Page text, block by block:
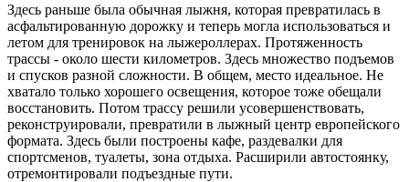
Здесь раньше была обычная лыжня, которая превратилась в
асфальтированную дорожку и теперь могла использоваться и
летом для тренировок на лыжероллерах. Протяженность
трассы - около шести километров. Здесь множество подъемов
и спусков разной сложности. В общем, место идеальное. Не
хватало только хорошего освещения, которое тоже обещали
восстановить. Потом трассу решили усовершенствовать,
реконструировали, превратили в лыжный центр европейского
формата. Здесь были построены кафе, раздевалки для
спортсменов, туалеты, зона отдыха. Расширили автостоянку,
отремонтировали подъездные пути.